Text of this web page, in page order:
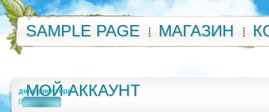
SAMPLE PAGE МАГАЗИН
МОЙ АККАУНТ
день риелтора
0